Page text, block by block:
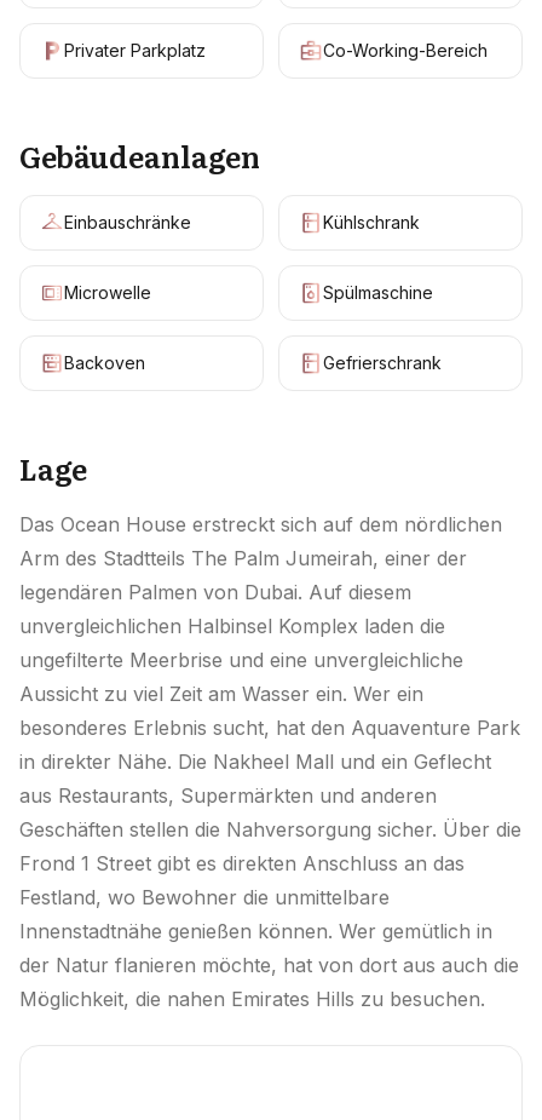
Privater Parkplatz Co-Working-Bereich
Gebäudeanlagen
Einbauschränke Kühlschrank
Microwelle Spülmaschine
Backoven Gefrierschrank
Lage
Das Ocean House erstreckt sich auf dem nördlichen
Arm des Stadtteils The Palm Jumeirah, einer der
legendären Palmen von Dubai. Auf diesem
unvergleichlichen Halbinsel Komplex laden die
ungefilterte Meerbrise und eine unvergleichliche
Aussicht zu viel Zeit am Wasser ein. Wer ein
besonderes Erlebnis sucht, hat den Aquaventure Park
in direkter Nähe. Die Nakheel Mall und ein Geflecht
aus Restaurants, Supermärkten und anderen
Geschäften stellen die Nahversorgung sicher. Über die
Frond 1 Street gibt es direkten Anschluss an das
Festland, wo Bewohner die unmittelbare
Innenstadtnähe genießen können. Wer gemütlich in
der Natur flanieren möchte, hat von dort aus auch die
Möglichkeit, die nahen Emirates Hills zu besuchen.